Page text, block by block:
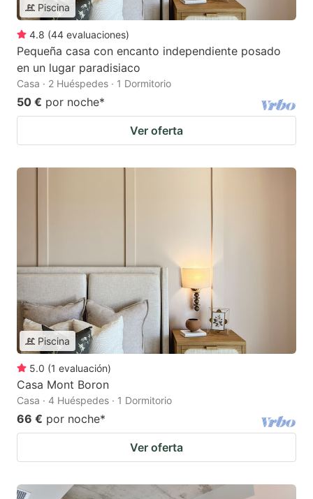
Piscina
4.8 (44 evaluaciones)
Pequeña casa con encanto independiente posado
en un lugar paradisiaco
Casa · 2 Huéspedes · 1 Dormitorio
50 € por noche*
Ver oferta
Piscina
5.0 (1 evaluación)
Casa Mont Boron
Casa · 4 Huéspedes · 1 Dormitorio
66 € por noche*
Ver oferta